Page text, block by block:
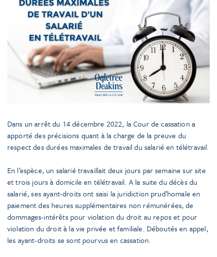
Dans un arrêt du 14 décembre 2022, la Cour de cassation a
apporté des précisions quant à la charge de la preuve du
respect des durées maximales de travail du salarié en télétravail.
En l’espèce, un salarié travaillait deux jours par semaine sur site
et trois jours à domicile en télétravail. A la suite du décès du
salarié, ses ayant-droits ont saisi la juridiction prud’homale en
paiement des heures supplémentaires non rémunérées, de
dommages-intérêts pour violation du droit au repos et pour
violation du droit à la vie privée et familiale. Déboutés en appel,
les ayant-droits se sont pourvus en cassation.